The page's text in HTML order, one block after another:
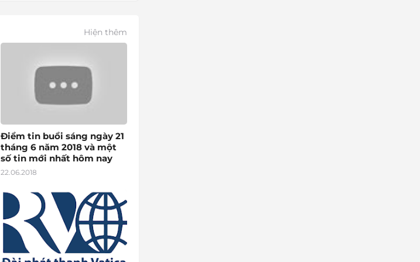
Hiện thêm
Điểm tin buổi sáng ngày 21
tháng 6 năm 2018 và một
số tin mới nhất hôm nay
22.06.2018